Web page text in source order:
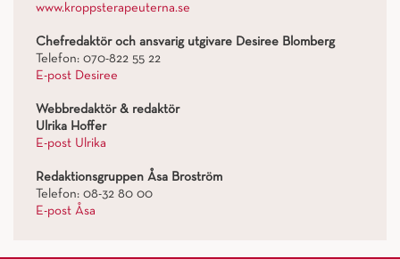
www.kroppsterapeuterna.se
Chefredaktör och ansvarig utgivare Desiree Blomberg
Telefon: 070-822 55 22
E-post Desiree
Webbredaktör & redaktör
Ulrika Hoffer
E-post Ulrika
Redaktionsgruppen Åsa Broström
Telefon: 08-32 80 00
E-post Åsa